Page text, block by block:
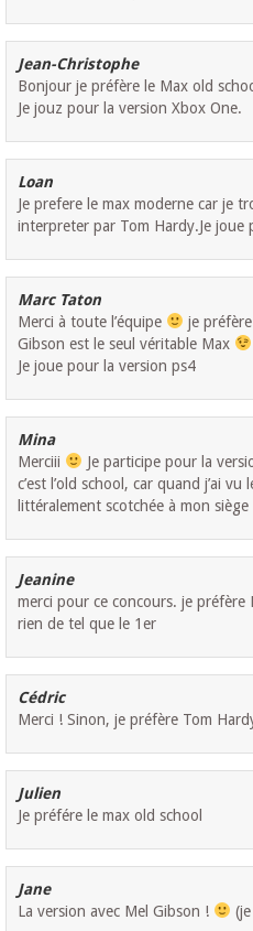
Jean-Christophe
Bonjour je préfère le Max old
Je jouz pour la version Xbox One.
Loan
Je prefere le max moderne car je
interpreter par Tom Hardy.Je joue
Marc Taton
Merci à toute l’équipe
je
Gibson est le seul véritable Max
Je joue pour la version ps4
Mina
Merciii
Je participe pour la
c’est l’old school, car quand j’ai
littéralement scotchée à mon siège
Jeanine
merci pour ce concours. je
rien de tel que le 1er
Cédric
Merci ! Sinon, je préfère Tom
Julien
Je préfére le max old school
Jane
La version avec Mel Gibson !